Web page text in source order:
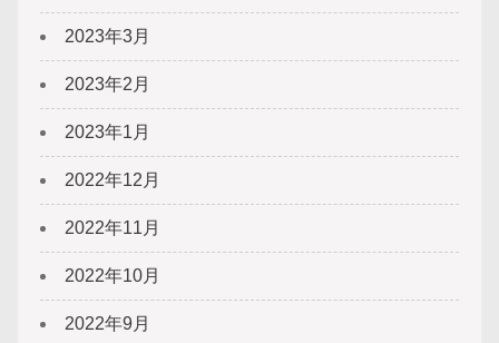
2023年3月
2023年2月
2023年1月
2022年12月
2022年11月
2022年10月
2022年9月